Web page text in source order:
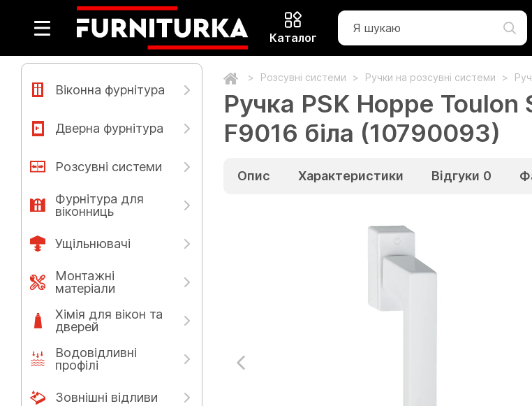
Каталог
Віконна фурнітура
Дверна фурнітура
Розсувні системи
Фурнітура для
віконниць
Ущільнювачі
Монтажні
матеріали
Хімія для вікон та
дверей
Водовідливні
профілі
Зовнішні відливи
Розсувні системи Ручки на розсувні системи
Ручка PSK Hoppe
F9016 біла (10790093)
Опис Характеристики Відгуки 0